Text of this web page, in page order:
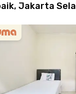
Jakarta